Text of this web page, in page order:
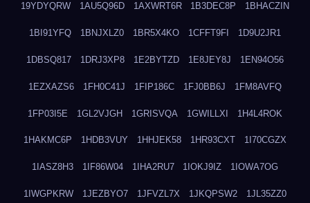
19YDYQRW 1AU5Q96D 1AXWRT6R 1B3DEC8P 1BHACZIN
1BI91YFQ 1BNJXLZ0 1BR5X4KO 1CFFT9FI 1D9U2JR1
1DBSQ817 1DRJ3XP8 1E2BYTZD 1E8JEY8J 1EN94O56
1EZXAZS6 1FH0C41J 1FIP186C 1FJ0BB6J 1FM8AVFQ
1FP03I5E 1GL2VJGH 1GRISVQA 1GWILLXI 1H4L4ROK
1HAKMC6P 1HDB3VUY 1HHJEK58 1HR93CXT 1I70CGZX
1IASZ8H3 1IF86W04 1IHA2RU7 1IOKJ9IZ 1IOWA7OG
1IWGPKRW 1JEZBYO7 1JFVZL7X 1JKQPSW2 1JL35ZZ0